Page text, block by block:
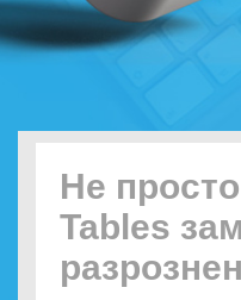
Не
Tables